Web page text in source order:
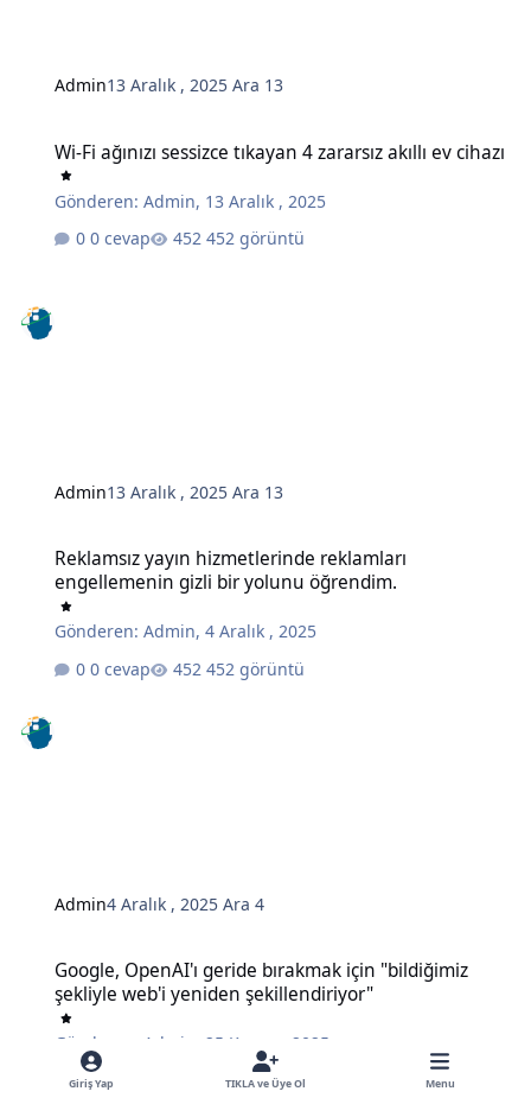
Admin13 Aralık , 2025Ara 13
Wi-Fi ağınızı sessizce tıkayan 4 zararsız akıllı ev cihazı
Gönderen:Admin, 13 Aralık , 2025
0 cevap
452 görüntü
Admin13 Aralık , 2025Ara 13
Reklamsız yayın hizmetlerinde reklamları
engellemenin gizli bir yolunu öğrendim.
Gönderen:Admin,4 Aralık , 2025
0 cevap
452 görüntü
Admin4 Aralık , 2025Ara 4
Google, OpenAI'ı geride bırakmak için "bildiğimiz
şekliyle web'i yeniden şekillendiriyor"
Gönderen: Admin
25 Kasım , 2025
0 cevap
495 görüntü
Giriş Yap TIKLA ve Üye Ol Menu